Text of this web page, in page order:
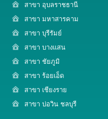
สาขา อุบลราชธานี
สาขา มหาสารคาม
สาขา บุรีรัมย์
สาขา บางแสน
สาขา ชัยภูมิ
สาขา ร้อยเอ็ด
สาขา เชียงราย
สาขา บ่อวิน ชลบุรี